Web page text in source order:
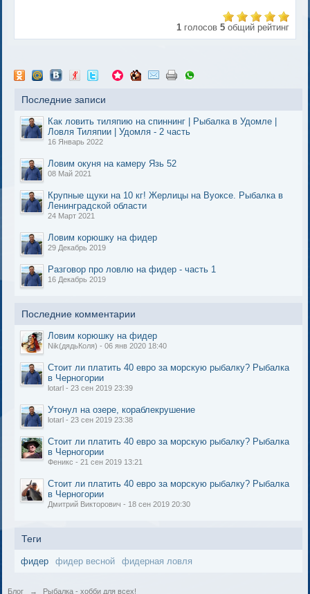
1 голосов 5 общий рейтинг
Последние записи
Как ловить тиляпию на спиннинг | Рыбалка в Удомле |
Ловля Тиляпии | Удомля - 2 часть
16 Январь 2022
Ловим окуня на камеру Язь 52
08 Май 2021
Крупные щуки на 10 кг! Жерлицы на Вуоксе. Рыбалка в
Ленинградской области
24 Март 2021
Ловим корюшку на фидер
29 Декабрь 2019
Разговор про ловлю на фидер - часть 1
16 Декабрь 2019
Последние комментарии
Ловим корюшку на фидер
Nik(дядьКоля) - 06 янв 2020 18:40
Стоит ли платить 40 евро за морскую рыбалку? Рыбалка
в Черногории
lotarl - 23 сен 2019 23:39
Утонул на озере, кораблекрушение
lotarl - 23 сен 2019 23:38
Стоит ли платить 40 евро за морскую рыбалку? Рыбалка
в Черногории
Феникс - 21 сен 2019 13:21
Стоит ли платить 40 евро за морскую рыбалку? Рыбалка
в Черногории
Дмитрий Викторович - 18 сен 2019 20:30
Теги
фидер фидер весной фидерная ловля
Блог → Рыбалка - хобби для всех!